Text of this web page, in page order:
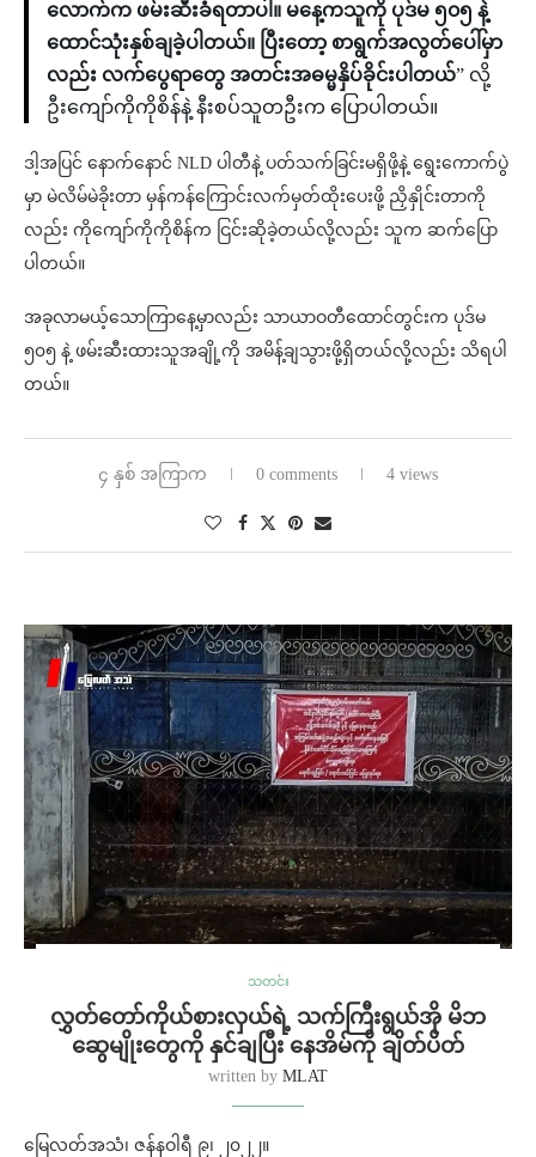
လောက်က ဖမ်းဆီးခံရတာပါ။ မနေ့ကသူကို ပုဒ်မ ၅၀၅ နဲ့
ထောင်သုံးနှစ်ချခဲ့ပါတယ်။ ပြီးတော့ စာရွက်အလွတ်ပေါ်မှာ
လည်း လက်ပွေရာတွေ အတင်းအဓမ္မနှိပ်ခိုင်းပါတယ်” လို့
ဦးကျော်ကိုကိုစိန်နဲ့ နီးစပ်သူတဦးက ပြောပါတယ်။
ဒါ့အပြင် နောက်နောင် NLD ပါတီနဲ့ ပတ်သက်ခြင်းမရှိဖို့နဲ့ ရွေးကောက်ပွဲ
မှာ မဲလိမ်မဲခိုးတာ မှန်ကန်ကြောင်းလက်မှတ်ထိုးပေးဖို့ ညှိနှိုင်းတာကို
လည်း ကိုကျော်ကိုကိုစိန်က ငြင်းဆိုခဲ့တယ်လို့လည်း သူက ဆက်ပြော
ပါတယ်။
အခုလာမယ့်သောကြာနေ့မှာလည်း သာယာဝတီထောင်တွင်းက ပုဒ်မ
၅၀၅ နဲ့ ဖမ်းဆီးထားသူအချို့ကို အမိန့်ချသွားဖို့ရှိတယ်လို့လည်း သိရပါ
တယ်။
၄ နှစ် အကြာက 0 comments 4 views
သတင်း
လွှတ်တော်ကိုယ်စားလှယ်ရဲ့ သက်ကြီးရွယ်အို‌ မိဘ
ဆွေမျိုးတွေကို နှင်ချပြီး နေအိမ်ကို ချိတ်ပိတ်
written by MLAT
မြေလတ်အသံ၊ ဇန်နဝါရီ ၉၊ ၂၀၂၂။